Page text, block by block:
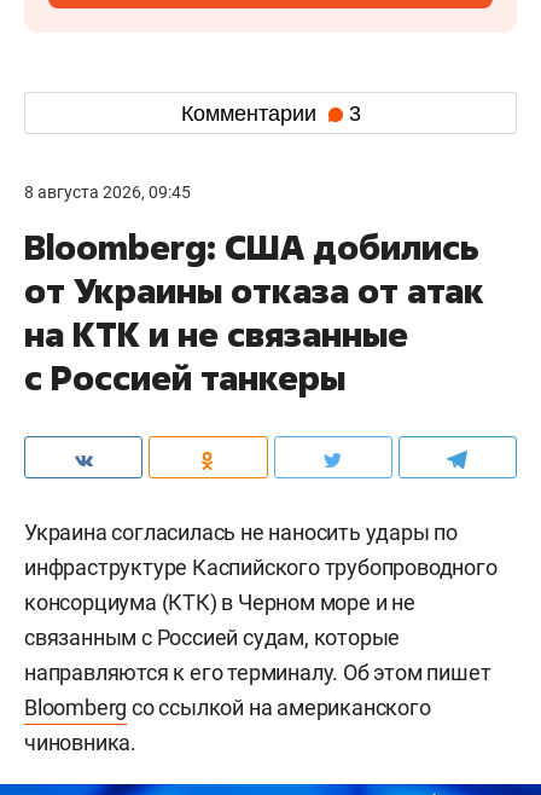
Комментарии 3
8 августа 2026, 09:45
Bloomberg: США добились
от Украины отказа от атак
на КТК и не связанные
с Россией танкеры
Украина согласилась не наносить удары по
инфраструктуре Каспийского трубопроводного
консорциума (КТК) в Черном море и не
связанным с Россией судам, которые
направляются к его терминалу. Об этом пишет
Bloomberg со ссылкой на американского
чиновника.